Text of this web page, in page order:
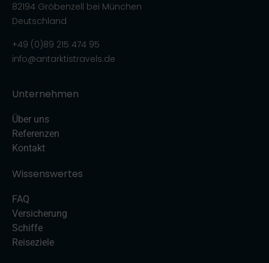
82194 Gröbenzell bei München
Deutschland
+49 (0)89 215 474 95
info@antarktistravels.de
Unternehmen
Über uns
Referenzen
Kontakt
Wissenswertes
FAQ
Versicherung
Schiffe
Reiseziele